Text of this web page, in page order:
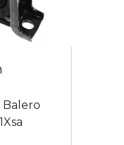
Balero